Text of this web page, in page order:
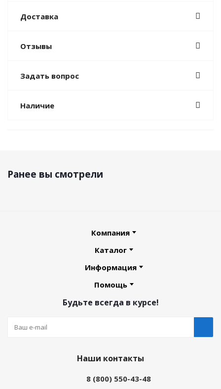
Доставка
Отзывы
Задать вопрос
Наличие
Ранее вы смотрели
Компания
Каталог
Информация
Помощь
Будьте всегда в курсе!
Наши контакты
8 (800) 550-43-48